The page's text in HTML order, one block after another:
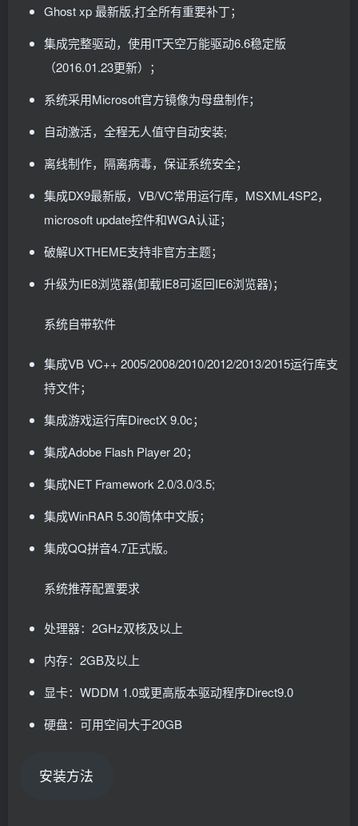
Ghost xp 最新版,打全所有重要补丁；
集成完整驱动，使用IT天空万能驱动6.6稳定版
（2016.01.23更新）；
系统采用Microsoft官方镜像为母盘制作；
自动激活，全程无人值守自动安装;
离线制作，隔离病毒，保证系统安全；
集成DX9最新版，VB/VC常用运行库，MSXML4SP2，
microsoft update控件和WGA认证；
破解UXTHEME支持非官方主题；
升级为IE8浏览器(卸载IE8可返回IE6浏览器)；
系统自带软件
集成VB VC++ 2005/2008/2010/2012/2013/2015运行库支
持文件；
集成游戏运行库DirectX 9.0c；
集成Adobe Flash Player 20；
集成NET Framework 2.0/3.0/3.5;
集成WinRAR 5.30简体中文版；
集成QQ拼音4.7正式版。
系统推荐配置要求
处理器：2GHz双核及以上
内存：2GB及以上
显卡：WDDM 1.0或更高版本驱动程序Direct9.0
硬盘：可用空间大于20GB
安装方法